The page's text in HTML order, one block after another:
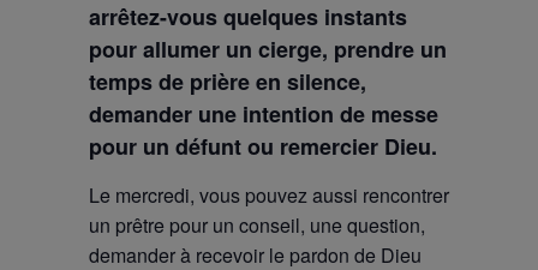
arrêtez-vous quelques instants
pour allumer un cierge, prendre un
temps de prière en silence,
demander une intention de messe
pour un défunt ou remercier Dieu.
Le mercredi, vous pouvez aussi rencontrer
un prêtre pour un conseil, une question,
demander à recevoir le pardon de Dieu